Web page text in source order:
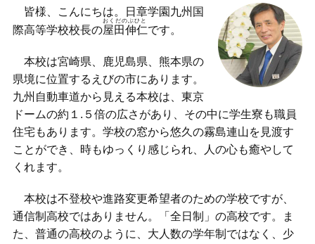
皆様、こんにちは。日章学園九州国
際高等学校校長の屋田伸仁
おくだのぶひと
です。
本校は宮崎県、鹿児島県、熊本県の
県境に位置するえびの市にあります。
九州自動車道から見える本校は、東京
ドームの約１.５倍の広さがあり、その中に学生寮も職員
住宅もあります。学校の窓から悠久の霧島連山を見渡す
ことができ、時もゆっくり感じられ、人の心も癒やして
くれます。
本校は不登校や進路変更希望者のための学校ですが、
通信制高校ではありません。「全日制」の高校です。ま
た、普通の高校のように、大人数の学年制ではなく、少
イベント情報
その他